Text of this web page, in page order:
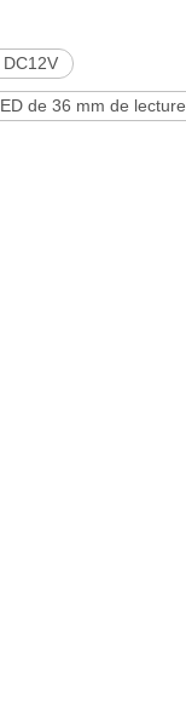
de 36 mm de lecture